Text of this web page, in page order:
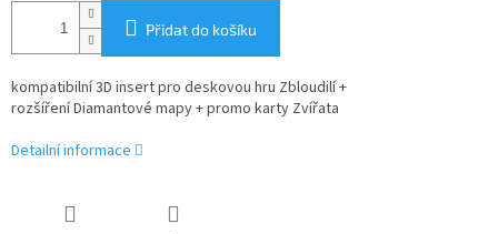
Přidat do košíku
kompatibilní 3D insert pro deskovou hru Zbloudilí +
rozšíření Diamantové mapy + promo karty Zvířata
Detailní informace